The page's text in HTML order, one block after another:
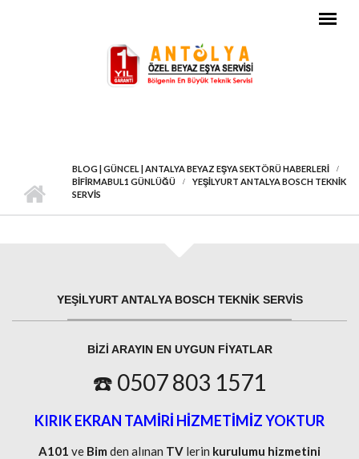
BLOG | GÜNCEL | ANTALYA BEYAZ EŞYA SEKTÖRÜ HABERLERI
BIFIRMABUL1 GÜNLÜĞÜ
YEŞILYURT ANTALYA BOSCH TEKNIK
SERVIS
YEŞILYURT ANTALYA BOSCH TEKNIK SERVIS
BIZI ARAYIN EN UYGUN FIYATLAR
☎️ 0507 803 1571
KIRIK EKRAN TAMİRİ HİZMETİMİZ YOKTUR
A101 ve Bim den alınan TV lerin kurulumu hizmetini